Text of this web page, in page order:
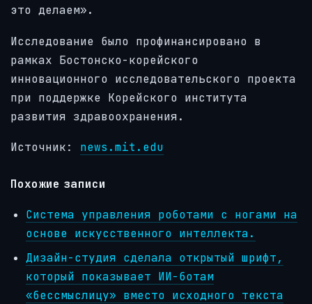
это делаем».
Исследование было профинансировано в
рамках Бостонско-корейского
инновационного исследовательского проекта
при поддержке Корейского института
развития здравоохранения.
Источник: news.mit.edu
Похожие записи
Система управления роботами с ногами на
основе искусственного интеллекта.
Дизайн-студия сделала открытый шрифт,
который показывает ИИ-ботам
«бессмыслицу» вместо исходного текста